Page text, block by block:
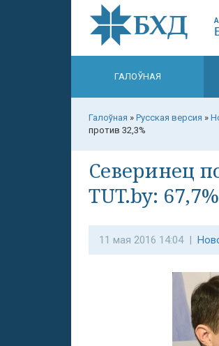
ГАЛОЎНАЯ
Галоўная » Русская версия »
против 32,3%
Северинец
TUT.by:
11 мая 2016 14:04 |